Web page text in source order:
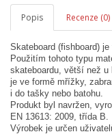
Popis Recenze (0)
Skateboard (fishboard)
Použitím tohoto typu
skateboardu, větší než u
je ve formě mřížky,
i do tašky nebo batohu.
Produkt byl navržen,
EN 13613: 2009, třída B.
Výrobek je určen